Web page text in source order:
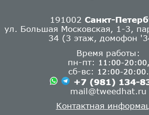
191002 Санкт-
ул. Большая Московская, 1-3,
34 (3 этаж, домофон
Время работы:
пн-пт:
11:00-20:00,
сб-вс: 12:00-20:00
+7 (981) 134-
mail@tweedhat.ru
Контактная